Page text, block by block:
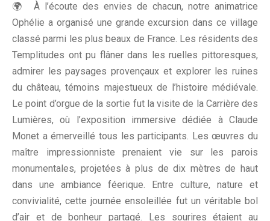
🌍 À l’écoute des envies de chacun, notre animatrice
Ophélie a organisé une grande excursion dans ce village
classé parmi les plus beaux de France. Les résidents des
Templitudes ont pu flâner dans les ruelles pittoresques,
admirer les paysages provençaux et explorer les ruines
du château, témoins majestueux de l’histoire médiévale.
Le point d’orgue de la sortie fut la visite de la Carrière des
Lumières, où l’exposition immersive dédiée à Claude
Monet a émerveillé tous les participants. Les œuvres du
maître impressionniste prenaient vie sur les parois
monumentales, projetées à plus de dix mètres de haut
dans une ambiance féerique. Entre culture, nature et
convivialité, cette journée ensoleillée fut un véritable bol
d’air et de bonheur partagé. Les sourires étaient au